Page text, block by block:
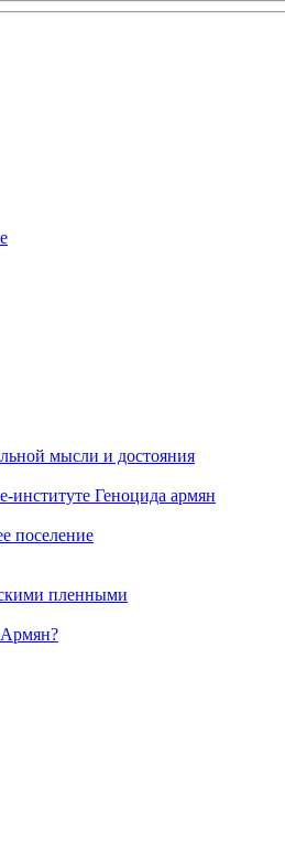
мысли и достояния
Геноцида армян
поселение
пленными